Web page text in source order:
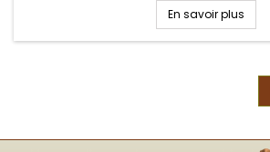
En savoir plus